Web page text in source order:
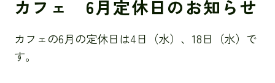
カフェ 6月定休日のお知らせ
カフェの6月の定休日は4日（水）、18日（水）で
す。